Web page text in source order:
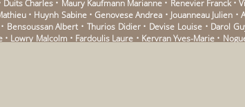
Charles • Maury Kaufmann Marianne • Renevier Franck
• Huynh Sabine • Genovese Andrea • Jouanneau Julien
Bensoussan Albert • Thurios Didier • Devise Louise • Darol
• Lowry Malcolm • Fardoulis Laure • Kervran Yves-Marie •